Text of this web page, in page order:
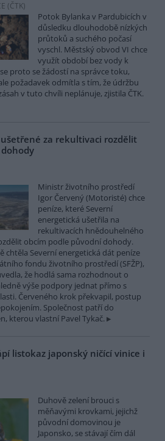
(ČTK)
Potok Bylanka v Pardubicích v
důsledku dlouhodobě nízkých
průtoků a suchého počasí
vyschl. Městský obvod VI chce
využít období bez vody k
proto se žádostí na správce toku,
požadavek odmítla s tím, že údržbu
v tuto chvíli neplánuje, zjistila ČTK.
za rekultivaci rozdělit
Ministr životního prostředí
Igor Červený (Motoristé) chce
peníze, které Severní
energetická ušetřila na
rekultivacích hnědouhelného
obcím podle původní dohody.
chtěla Severní energetická dát peníze
fondu životního prostředí (SFŽP),
že hodlá sama rozhodnout o
výše podpory jednat přímo s
Červeného krok překvapil, postup
Společnost patří do
kterou vlastní Pavel Tykač.
listokaz japonský ničící vinice i
Duhově zelení brouci s
měňavými krovkami, jejichž
původní domovinou je
Japonsko, se stávají čím dál